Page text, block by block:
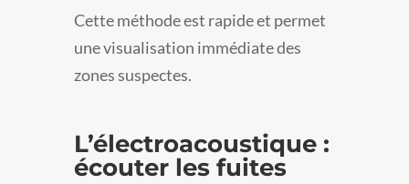
Cette méthode est rapide et permet
une visualisation immédiate des
zones suspectes.
L’électroacoustique :
écouter les fuites